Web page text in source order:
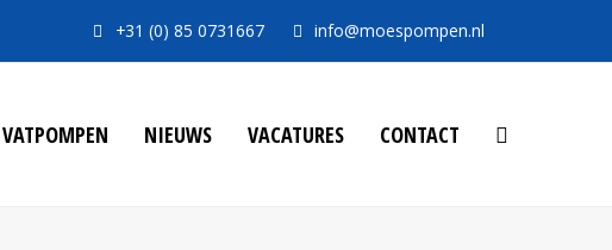
+31 (0) 85 0731667 info@moespompen.nl
VATPOMPEN NIEUWS VACATURES CONTACT